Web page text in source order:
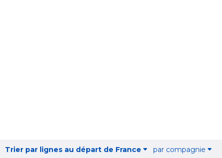
Trier par lignes au départ de France par compagnie